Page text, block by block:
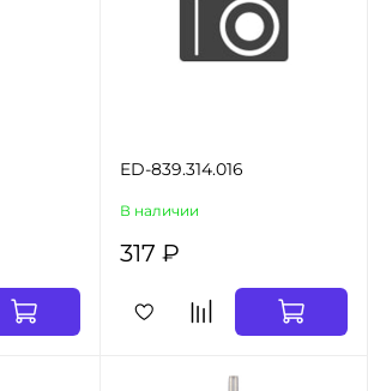
ED-839.314.016
В наличии
317 ₽